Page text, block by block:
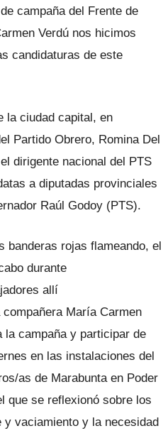
campaña del Frente de
Verdú nos hicimos
candidaturas de este
la ciudad capital, en
Partido Obrero, Romina Del
dirigente nacional del PTS
a diputadas provinciales
Raúl Godoy (PTS).
banderas rojas flameando, el
durante
allí
María Carmen
la campaña y participar de
en las instalaciones del
as de Marabunta en Poder
que se reflexionó sobre los
vaciamiento y la necesidad